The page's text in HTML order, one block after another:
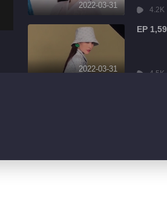
2022-03-31 4.2K
2022-03-31
EP
4.5K